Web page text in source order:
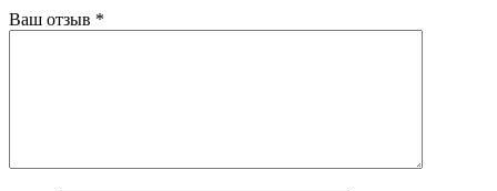
Ваш отзыв *